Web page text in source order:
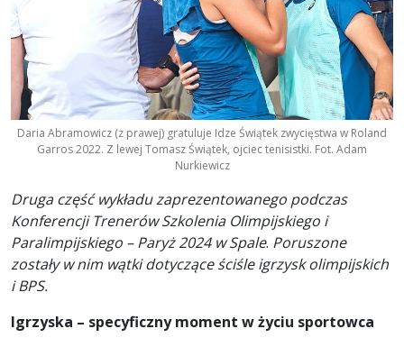
Daria Abramowicz (z prawej) gratuluje Idze Świątek zwycięstwa w Roland
Garros 2022. Z lewej Tomasz Świątek, ojciec tenisistki. Fot. Adam
Nurkiewicz
Druga część wykładu zaprezentowanego podczas
Konferencji Trenerów Szkolenia Olimpijskiego i
Paralimpijskiego – Paryż 2024 w Spale. Poruszone
zostały w nim wątki dotyczące ściśle igrzysk olimpijskich
i BPS.
Igrzyska – specyficzny moment w życiu sportowca